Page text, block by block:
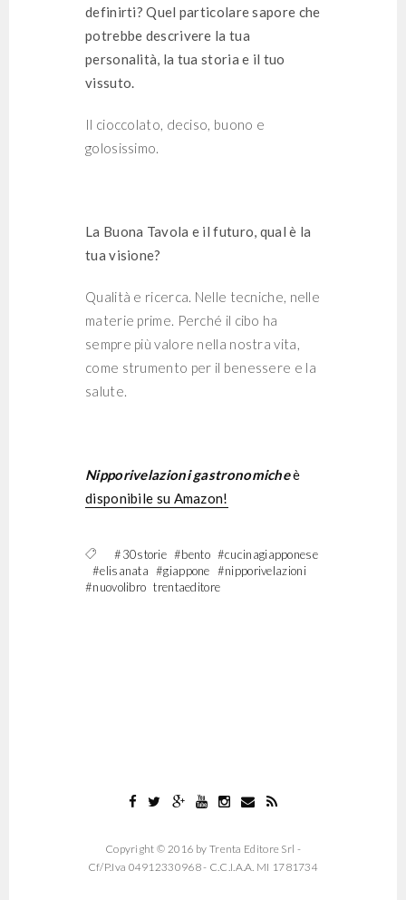
definirti? Quel particolare sapore che
potrebbe descrivere la tua
personalità, la tua storia e il tuo
vissuto.
Il cioccolato, deciso, buono e
golosissimo.
La Buona Tavola e il futuro, qual è la
tua visione?
Qualità e ricerca. Nelle tecniche, nelle
materie prime. Perché il cibo ha
sempre più valore nella nostra vita,
come strumento per il benessere e la
salute.
Nipporivelazioni gastronomicheè
disponibile su Amazon!
#30storie #bento #cucinagiapponese
#elisanata #giappone #nipporivelazioni
#nuovolibro trentaeditore
Copyright © 2016 by Trenta Editore Srl -
Cf/P.Iva 04912330968 - C.C.I.A.A. MI 1781734